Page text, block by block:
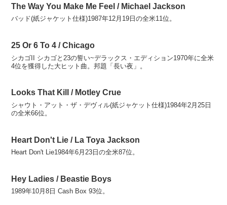
The Way You Make Me Feel / Michael Jackson
バッド(紙ジャケット仕様)1987年12月19日の全米11位。
25 Or 6 To 4 / Chicago
シカゴII シカゴと23の誓い~デラックス・エディション1970年に全米
4位を獲得した大ヒット曲。邦題「長い夜」。
Looks That Kill / Motley Crue
シャウト・アット・ザ・デヴィル(紙ジャケット仕様)1984年2月25日
の全米66位。
Heart Don't Lie / La Toya Jackson
Heart Don't Lie1984年6月23日の全米87位。
Hey Ladies / Beastie Boys
1989年10月8日 Cash Box 93位。